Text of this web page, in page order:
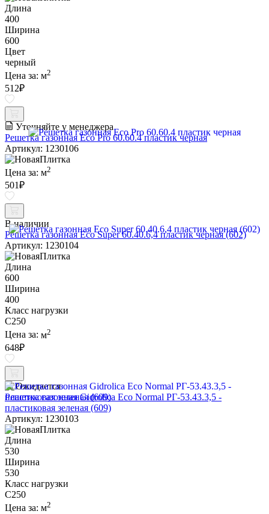
Длина
400
Ширина
600
Цвет
черный
Цена за: м2
512₽
Уточняйте у менеджера
Решетка газонная Eco Pro 60.60.4 пластик черная
Артикул: 1230106
Цена за: м2
501₽
В наличии
Решетка газонная Eco Super 60.40.6,4 пластик черная (602)
Артикул: 1230104
Длина
600
Ширина
400
Класс нагрузки
C250
Цена за: м2
648₽
Ожидается
Решетка газонная Gidrolica Eco Normal РГ-53.43.3,5 -
пластиковая зеленая (609)
Артикул: 1230103
Длина
530
Ширина
530
Класс нагрузки
C250
Цена за: м2